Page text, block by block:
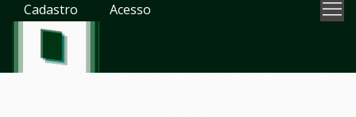
Cadastro Acesso